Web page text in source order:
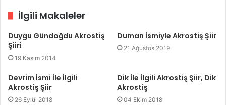
İlgili Makaleler
Duygu Gündoğdu Akrostiş
Şiiri
19 Kasım 2014
Duman İsmiyle Akrostiş Şiir
21 Ağustos 2019
Devrim İsmi İle İlgili
Akrostiş Şiir
26 Eylül 2018
Dik İle İlgili Akrostiş Şiir, Dik
Akrostiş
04 Ekim 2018